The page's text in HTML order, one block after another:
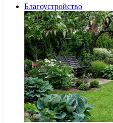
Благоустройство